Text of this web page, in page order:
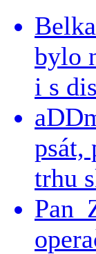
bylo
i s
psát,
trhu